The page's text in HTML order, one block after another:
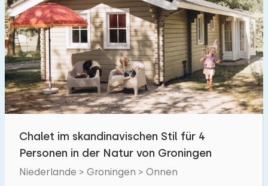
Chalet im skandinavischen Stil für 4
Personen in der Natur von Groningen
Niederlande > Groningen > Onnen